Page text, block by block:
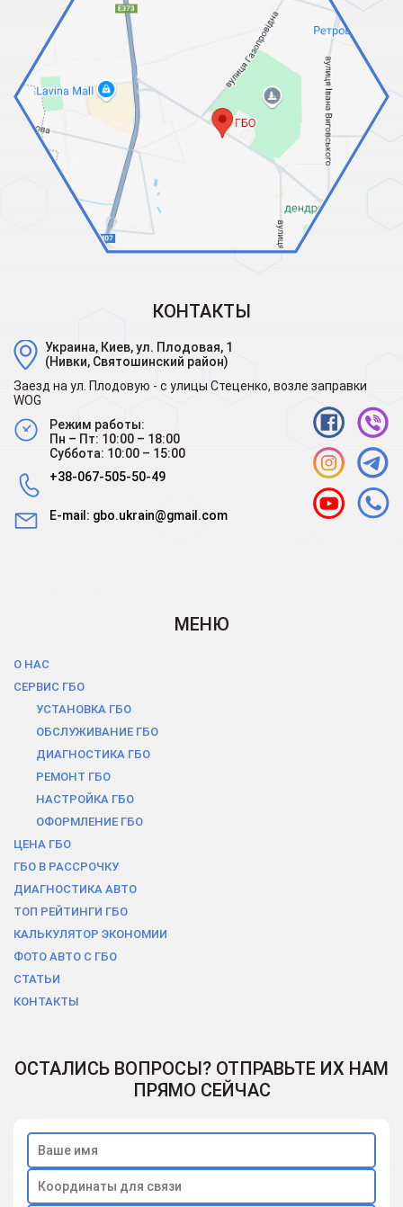
КОНТАКТЫ
Украина, Киев, ул. Плодовая, 1
(Нивки, Святошинский район)
Заезд на ул. Плодовую - с улицы Стеценко, возле заправки
WOG
Режим работы:
Пн – Пт: 10:00 – 18:00
Суббота: 10:00 – 15:00
+38-067-505-50-49
E-mail: gbo.ukrain@gmail.com
МЕНЮ
О НАС
СЕРВИС ГБО
УСТАНОВКА ГБО
ОБСЛУЖИВАНИЕ ГБО
ДИАГНОСТИКА ГБО
РЕМОНТ ГБО
НАСТРОЙКА ГБО
ОФОРМЛЕНИЕ ГБО
ЦЕНА ГБО
ГБО В РАCСРОЧКУ
ДИАГНОСТИКА АВТО
ТОП РЕЙТИНГИ ГБО
КАЛЬКУЛЯТОР ЭКОНОМИИ
ФОТО АВТО С ГБО
СТАТЬИ
КОНТАКТЫ
ОСТАЛИСЬ ВОПРОСЫ? ОТПРАВЬТЕ ИХ НАМ
ПРЯМО СЕЙЧАС